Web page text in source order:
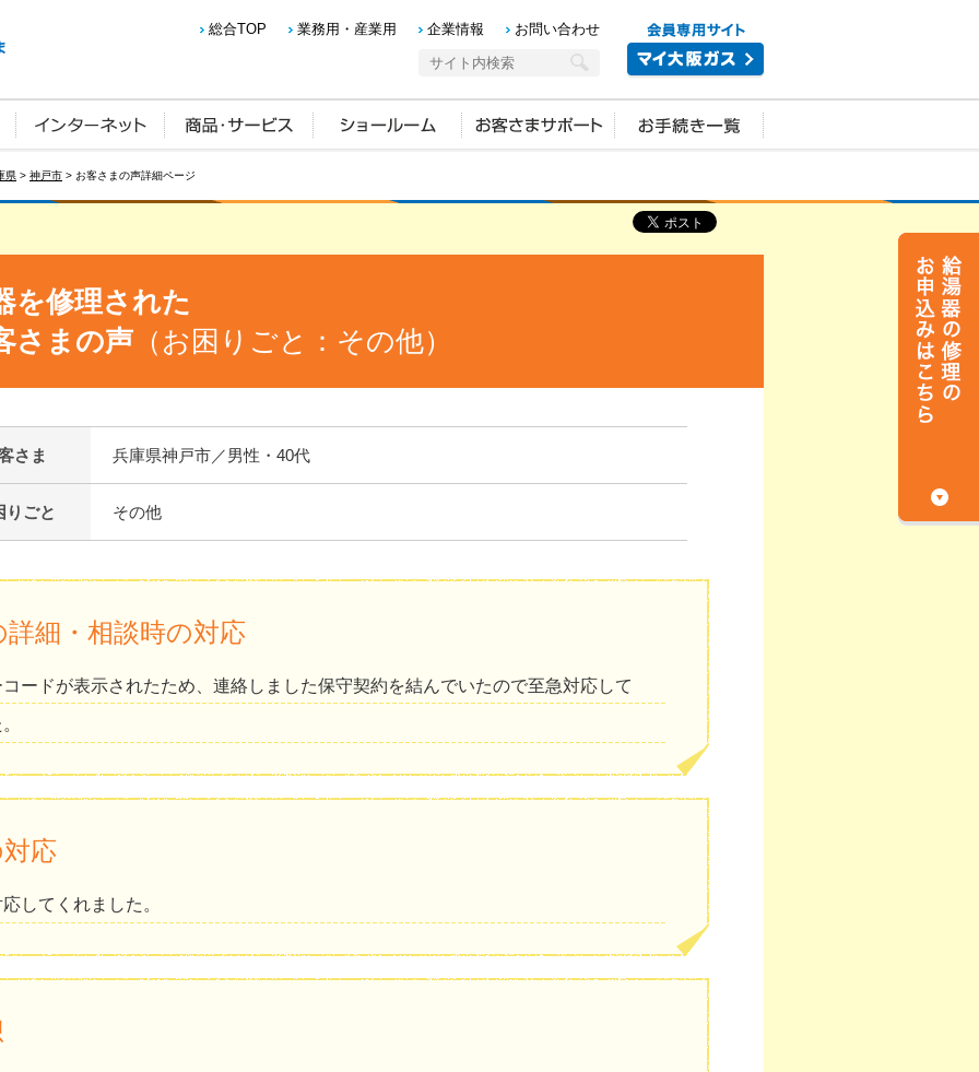
総合TOP 業務用・産業用 企業情報 お問い合わせ
県 > 神戸市 > お客さまの声詳細ページ
を修理された
さまの声 （お困りごと：その他）
さま 兵庫県神戸市／男性・40代
りごと その他
細・相談時の対応
ードが表示されたため、連絡しました保守契約を結んでいたので至急対応して
応
してくれました。